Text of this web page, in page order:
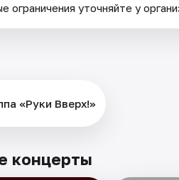
ограничения уточняйте у
«Руки Вверх!»
концерты